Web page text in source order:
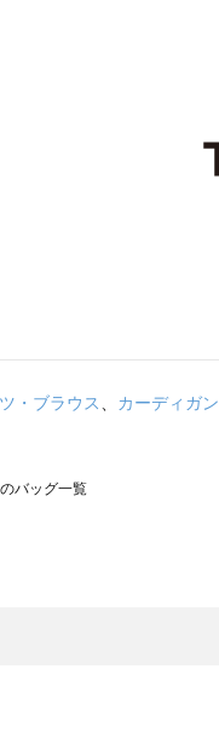
・ブラウス カーディガン
バッグ一覧
モス）のバッグ一覧
バッグ一覧